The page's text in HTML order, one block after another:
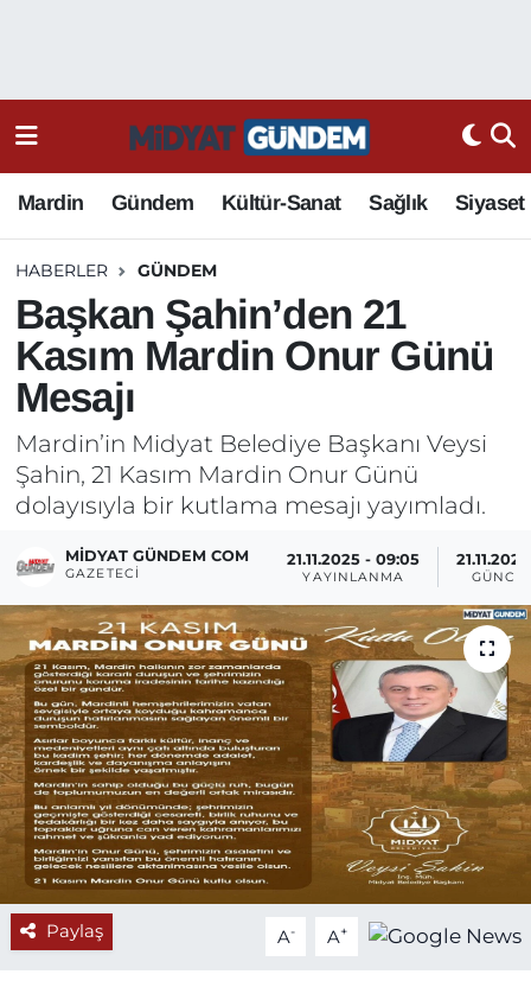
Mardin Gündem Kültür-Sanat Sağlık Siyaset
HABERLER GÜNDEM
Başkan Şahin’den 21
Kasım Mardin Onur Günü
Mesajı
Mardin’in Midyat Belediye Başkanı Veysi
Şahin, 21 Kasım Mardin Onur Günü
dolayısıyla bir kutlama mesajı yayımladı.
MIDYAT GÜNDEM COM
GAZETECI
21.11.2025 - 09:05
YAYINLANMA
Paylaş A- A+